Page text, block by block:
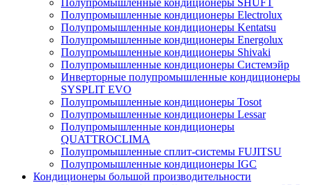
Полупромышленные кондиционеры SHUFT
Полупромышленные кондиционеры Electrolux
Полупромышленные кондиционеры Kentatsu
Полупромышленные кондиционеры Energolux
Полупромышленные кондиционеры Shivaki
Полупромышленные кондиционеры Системэйр
Инверторные полупромышленные кондиционеры
SYSPLIT EVO
Полупромышленные кондиционеры Tosot
Полупромышленные кондиционеры Lessar
Полупромышленные кондиционеры
QUATTROCLIMA
Полупромышленные сплит-системы FUJITSU
Полупромышленные кондиционеры IGC
Кондиционеры большой производительности